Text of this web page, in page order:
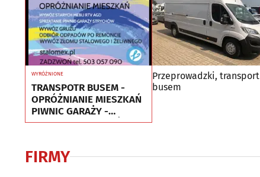
WYRÓŻNIONE
TRANSPOTR BUSEM -
OPRÓŻNIANIE MIESZKAŃ
PIWNIC GARAŻY -
UTYLIZACJA - WYWÓZ
Przeprowadzki, transport
busem
FIRMY